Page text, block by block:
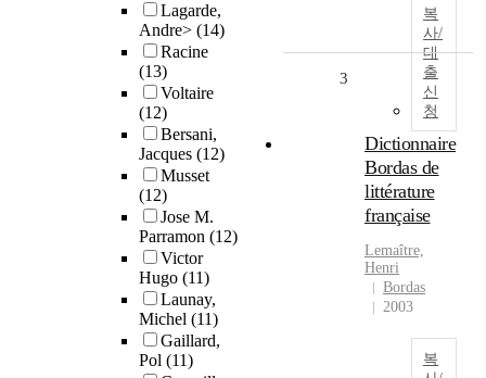
Lagarde,
Andre> (14)
Racine
(13)
Voltaire
(12)
Bersani,
Jacques (12)
Musset
(12)
Jose M.
Parramon (12)
Victor
Hugo (11)
Launay,
Michel (11)
Gaillard,
Pol (11)
복
사/
대
출
신
청
3
Dictionnaire
Bordas de
littérature
française
Lemaître,
Henri
Bordas
2003
복